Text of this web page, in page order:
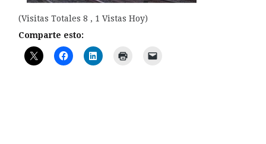
(Visitas Totales 8 , 1 Vistas Hoy)
Comparte esto: